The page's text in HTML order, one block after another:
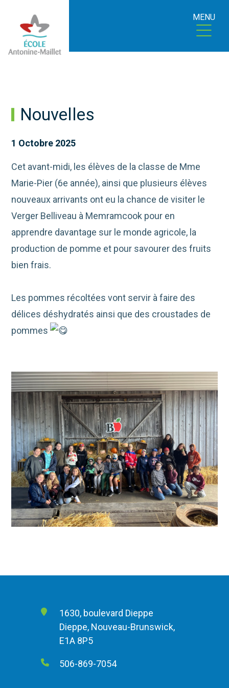
MENU
Nouvelles
1 Octobre 2025
Cet avant-midi, les élèves de la classe de Mme
Marie-Pier (6e année), ainsi que plusieurs élèves
nouveaux arrivants ont eu la chance de visiter le
Verger Belliveau à Memramcook pour en
apprendre davantage sur le monde agricole, la
production de pomme et pour savourer des fruits
bien frais.
Les pommes récoltées vont servir à faire des
délices déshydratés ainsi que des croustades de
pommes
1630, boulevard Dieppe
Dieppe, Nouveau-Brunswick,
E1A 8P5
506-869-7054